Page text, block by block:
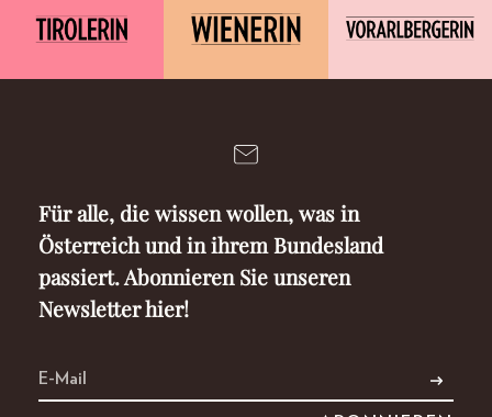
Für alle, die wissen wollen, was in
Österreich und in ihrem Bundesland
passiert. Abonnieren Sie unseren
Newsletter hier!